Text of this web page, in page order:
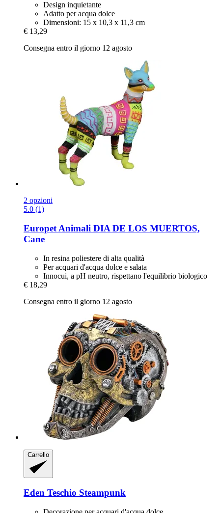
Design inquietante
Adatto per acqua dolce
Dimensioni: 15 x 10,3 x 11,3 cm
€ 13,29
Consegna entro il giorno 12 agosto
2 opzioni
5.0 (1)
Europet Animali DIA DE LOS MUERTOS,
Cane
In resina poliestere di alta qualità
Per acquari d'acqua dolce e salata
Innocui, a pH neutro, rispettano l'equilibrio biologico
€ 18,29
Consegna entro il giorno 12 agosto
Carrello
Eden Teschio Steampunk